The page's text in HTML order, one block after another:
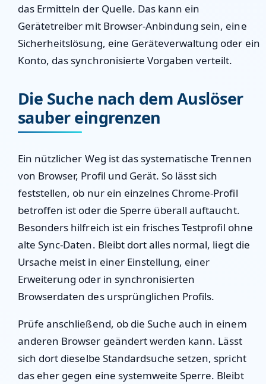
das Ermitteln der Quelle. Das kann ein
Gerätetreiber mit Browser-Anbindung sein, eine
Sicherheitslösung, eine Geräteverwaltung oder ein
Konto, das synchronisierte Vorgaben verteilt.
Die Suche nach dem Auslöser
sauber eingrenzen
Ein nützlicher Weg ist das systematische Trennen
von Browser, Profil und Gerät. So lässt sich
feststellen, ob nur ein einzelnes Chrome-Profil
betroffen ist oder die Sperre überall auftaucht.
Besonders hilfreich ist ein frisches Testprofil ohne
alte Sync-Daten. Bleibt dort alles normal, liegt die
Ursache meist in einer Einstellung, einer
Erweiterung oder in synchronisierten
Browserdaten des ursprünglichen Profils.
Prüfe anschließend, ob die Suche auch in einem
anderen Browser geändert werden kann. Lässt
sich dort dieselbe Standardsuche setzen, spricht
das eher gegen eine systemweite Sperre. Bleibt